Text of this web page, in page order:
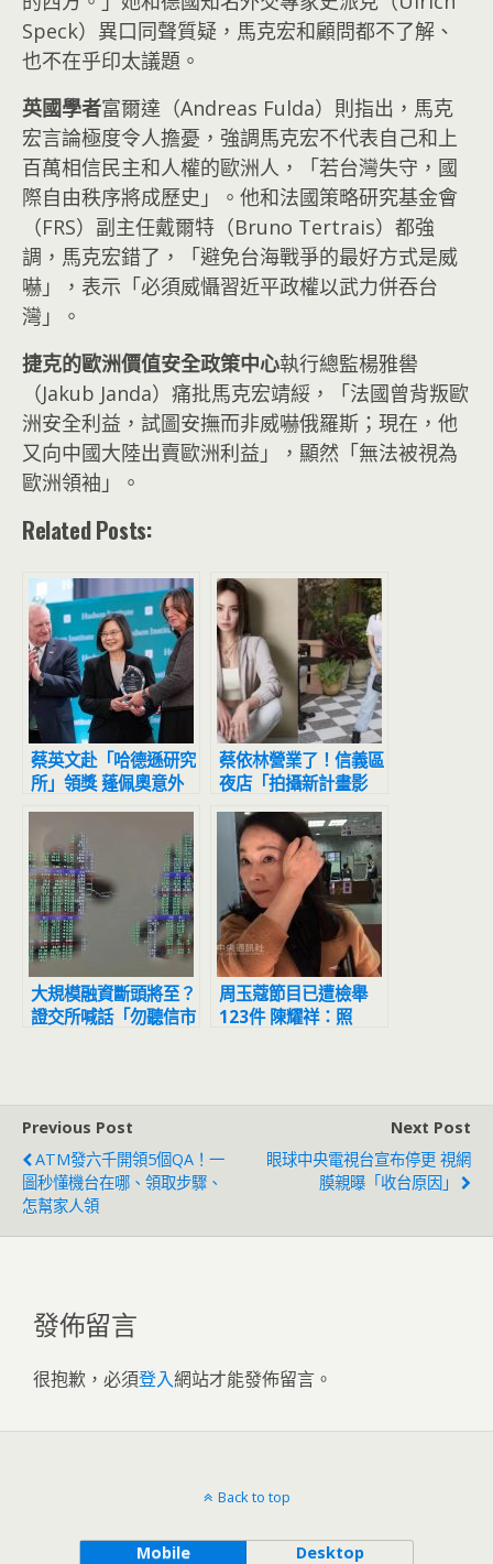
Speck）異口同聲質疑，馬克宏和顧問都不了解、
也不在乎印太議題。
英國學者富爾達（Andreas Fulda）則指出，馬克
宏言論極度令人擔憂，強調馬克宏不代表自己和上
百萬相信民主和人權的歐洲人，「若台灣失守，國
際自由秩序將成歷史」。他和法國策略研究基金會
（FRS）副主任戴爾特（Bruno Tertrais）都強
調，馬克宏錯了，「避免台海戰爭的最好方式是威
嚇」，表示「必須威懾習近平政權以武力併吞台
灣」。
捷克的歐洲價值安全政策中心執行總監楊雅嚳
（Jakub Janda）痛批馬克宏靖綏，「法國曾背叛歐
洲安全利益，試圖安撫而非威嚇俄羅斯；現在，他
又向中國大陸出賣歐洲利益」，顯然「無法被視為
歐洲領袖」。
Related Posts:
蔡英文赴「哈德遜研究
所」領獎 蓬佩奧意外
沒出席
蔡依林營業了！信義區
夜店「拍攝新計畫影
片」網友目擊驚：本人
正到翻掉
大規模融資斷頭將至？
證交所喊話「勿聽信市
周玉蔻節目已遭檢舉
123件 陳耀祥：照
Previous Post
ATM發六千開領5個QA！一
圖秒懂機台在哪、領取步驟、
怎幫家人領
Next Post
眼球中央電視台宣布停更 視網
膜親曝「收台原因」
發佈留言
很抱歉，必須登入網站才能發佈留言。
Back to top
Mobile Desktop